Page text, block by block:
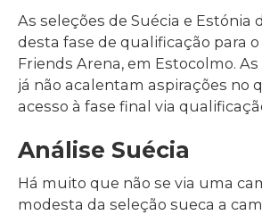
As seleções de Suécia e Estónia
desta fase de qualificação para
Friends Arena, em Estocolmo.
já não acalentam aspirações no
acesso à fase final via
Análise Suécia
Há muito que não se via uma
modesta da seleção sueca a